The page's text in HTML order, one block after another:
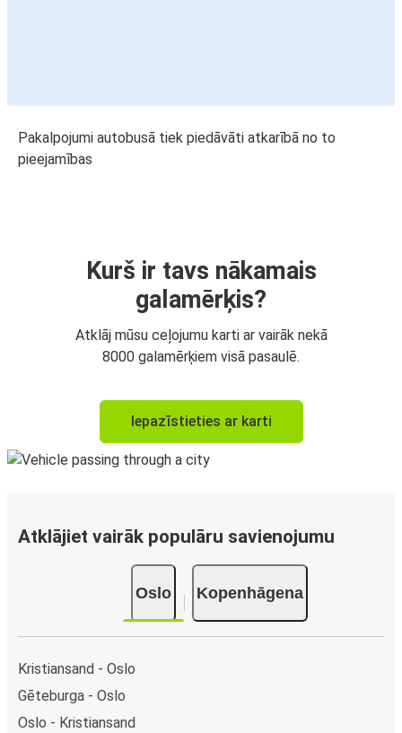
Pakalpojumi autobusā tiek piedāvāti atkarībā no to
pieejamības
Kurš ir tavs nākamais
galamērķis?
Atklāj mūsu ceļojumu karti ar vairāk nekā
8000 galamērķiem visā pasaulē.
Iepazīstieties ar karti
Atklājiet vairāk populāru savienojumu
Oslo Kopenhāgena
Kristiansand - Oslo
Gēteburga - Oslo
Oslo - Kristiansand